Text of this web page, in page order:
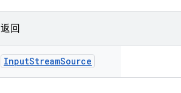
返回
InputStreamSource